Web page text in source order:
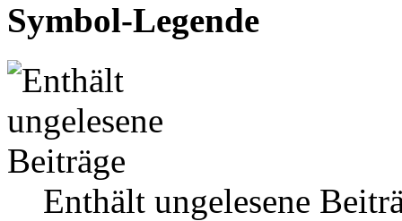
Symbol-Legende
Enthält ungelesene